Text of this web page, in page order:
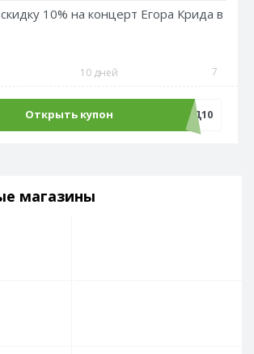
10% на концерт Егора Крида в
10 дней 7
Открыть купон КРИД10
магазины